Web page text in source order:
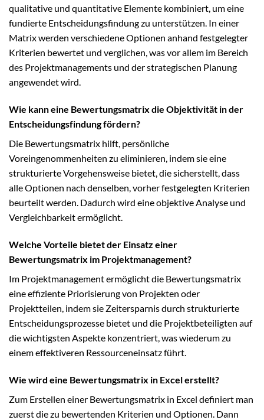
qualitative und quantitative Elemente kombiniert, um eine
fundierte Entscheidungsfindung zu unterstützen. In einer
Matrix werden verschiedene Optionen anhand festgelegter
Kriterien bewertet und verglichen, was vor allem im Bereich
des Projektmanagements und der strategischen Planung
angewendet wird.
Wie kann eine Bewertungsmatrix die Objektivität in der
Entscheidungsfindung fördern?
Die Bewertungsmatrix hilft, persönliche
Voreingenommenheiten zu eliminieren, indem sie eine
strukturierte Vorgehensweise bietet, die sicherstellt, dass
alle Optionen nach denselben, vorher festgelegten Kriterien
beurteilt werden. Dadurch wird eine objektive Analyse und
Vergleichbarkeit ermöglicht.
Welche Vorteile bietet der Einsatz einer
Bewertungsmatrix im Projektmanagement?
Im Projektmanagement ermöglicht die Bewertungsmatrix
eine effiziente Priorisierung von Projekten oder
Projektteilen, indem sie Zeitersparnis durch strukturierte
Entscheidungsprozesse bietet und die Projektbeteiligten auf
die wichtigsten Aspekte konzentriert, was wiederum zu
einem effektiveren Ressourceneinsatz führt.
Wie wird eine Bewertungsmatrix in Excel erstellt?
Zum Erstellen einer Bewertungsmatrix in Excel definiert man
zuerst die zu bewertenden Kriterien und Optionen. Dann